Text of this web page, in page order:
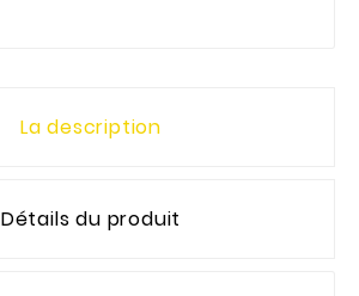
La description
Détails du produit